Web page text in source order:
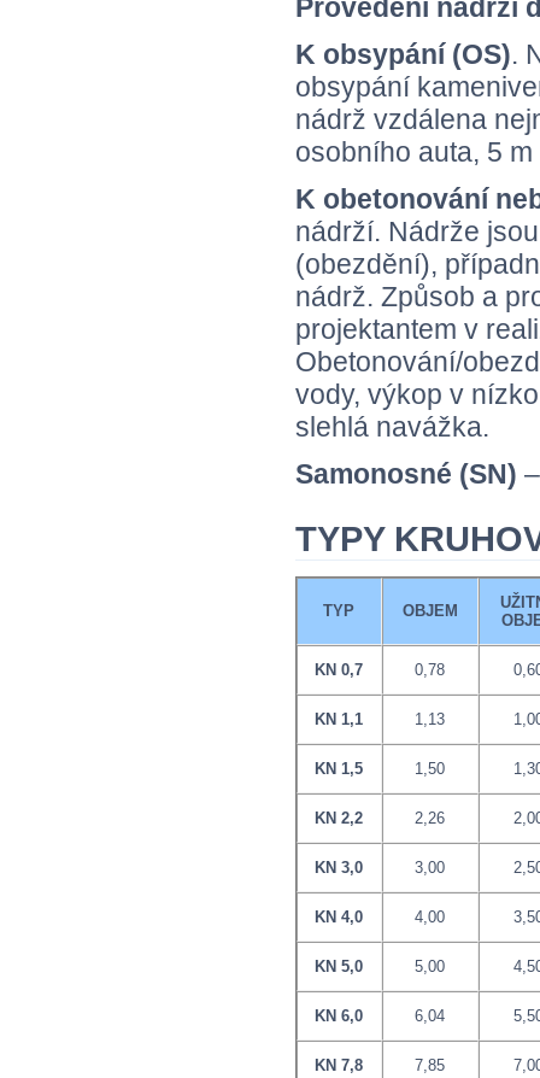
Provedení nádrží
K obsypání (OS).
obsypání
nádrž vzdálena
osobního auta, 5
K obetonování
nádrží. Nádrže
(obezdění),
nádrž. Způsob a
projektantem v
Obetonování/
vody, výkop v
slehlá navážka.
Samonosné (SN)
TYPY
TYP OBJEM
KN 0,7 0,78
KN 1,1 1,13
KN 1,5 1,50
KN 2,2 2,26
KN 3,0 3,00
KN 4,0 4,00
KN 5,0 5,00
KN 6,0 6,04
KN 7,8 7,85